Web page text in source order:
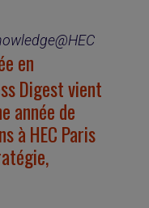
en
Digest vient
année de
à HEC Paris